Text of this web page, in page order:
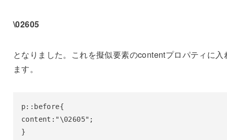
\02605
となりました。これを擬似要素のcontentプロパティに入
ます。
p::before{
content:"\02605";
}